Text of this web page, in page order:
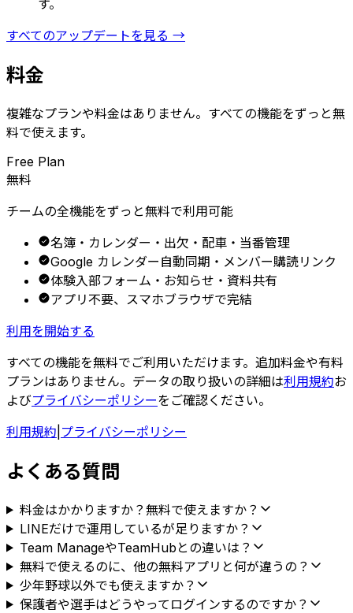
す。
すべてのアップデートを見る →
料金
複雑なプランや料金はありません。すべての機能をずっと無
料で使えます。
Free Plan
無料
チームの全機能をずっと無料で利用可能
名簿・カレンダー・出欠・配車・当番管理
Google カレンダー自動同期・メンバー購読リンク
体験入部フォーム・お知らせ・資料共有
アプリ不要、スマホブラウザで完結
利用を開始する
すべての機能を無料でご利用いただけます。追加料金や有料
プランはありません。データの取り扱いの詳細は利用規約お
よびプライバシーポリシーをご確認ください。
利用規約 プライバシーポリシー
よくある質問
料金はかかりますか？無料で使えますか？
LINEだけで運用しているが足りますか？
Team ManageやTeamHubとの違いは？
無料で使えるのに、他の無料アプリと何が違うの？
少年野球以外でも使えますか？
保護者や選手はどうやってログインするのですか？